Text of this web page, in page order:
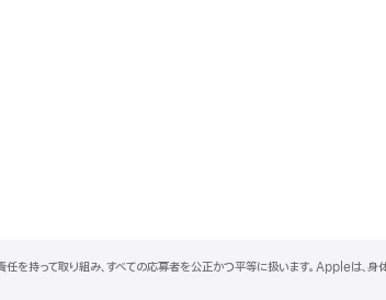
持って取り組み、すべての応募者を公正かつ平等に扱います。Appleは、身